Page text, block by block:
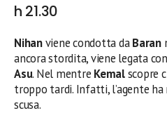
h 21.30
Nihanviene condotta daBaran
ancora stordita, viene legata
Asu. Nel mentre Kemalscopre
troppo tardi. Infatti, l’agente
scusa.